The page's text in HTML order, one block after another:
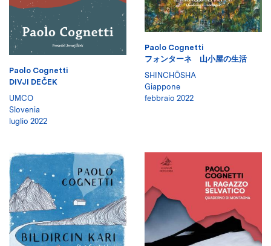
Paolo Cognetti
DIVJI DEČEK
UMCO
Slovenia
luglio 2022
Paolo Cognetti
フォンターネ 山小屋の生活
SHINCHŌSHA
Giappone
febbraio 2022